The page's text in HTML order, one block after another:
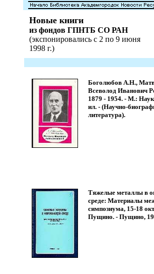
Новые книги
из фондов ГПНТБ СО РАН
(экспонировались с 2 по 9 июня
1998 г.)
Боголюбов А.Н.,
Всеволод Иванович
1879 - 1954. - М.:
ил. - (Научно-
литература).
Тяжелые металлы в
среде: Материалы
симпозиума, 15-18
Пущино. - Пущино,